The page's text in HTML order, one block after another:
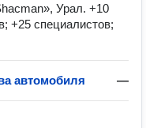
Урал. +10
+25 специалистов;
автомобиля —